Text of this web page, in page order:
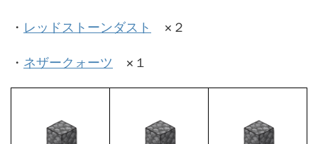
・ レッドストーンダスト ×２
・ ネザークォーツ ×１